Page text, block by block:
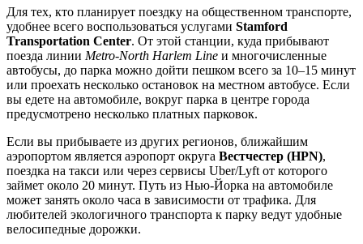
Для тех, кто планирует поездку на общественном транспорте,
удобнее всего воспользоваться услугами Stamford
Transportation Center. От этой станции, куда прибывают
поезда линии Metro-North Harlem Line и многочисленные
автобусы, до парка можно дойти пешком всего за 10–15 минут
или проехать несколько остановок на местном автобусе. Если
вы едете на автомобиле, вокруг парка в центре города
предусмотрено несколько платных парковок.
Если вы прибываете из других регионов, ближайшим
аэропортом является аэропорт округа Вестчестер (HPN),
поездка на такси или через сервисы Uber/Lyft от которого
займет около 20 минут. Путь из Нью-Йорка на автомобиле
может занять около часа в зависимости от трафика. Для
любителей экологичного транспорта к парку ведут удобные
велосипедные дорожки.